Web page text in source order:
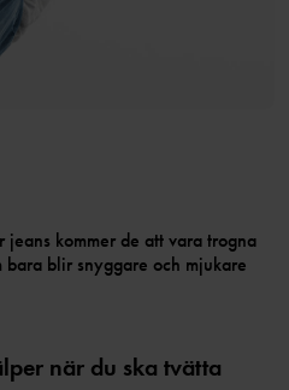
kommer de att vara trogna
blir snyggare och mjukare
när du ska tvätta